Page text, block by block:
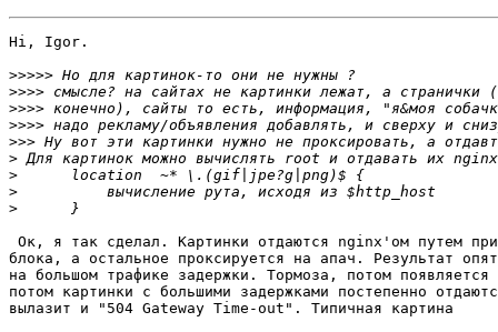
Hi, Igor.
>>>>>
>>>>
>>>>
>>>>
>>>
>
>
>
>
Ок, я так сделал. Картинки отдаются nginx'ом путем
блока, а остальное проксируется на апач. Результат
на большом трафике задержки. Тормоза, потом появляется
потом картинки с большими задержками постепенно
вылазит и "504 Gateway Time-out". Типичная картина